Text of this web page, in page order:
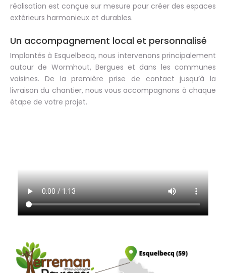
réalisation est conçue sur mesure pour créer des espaces
extérieurs harmonieux et durables.
Un accompagnement local et personnalisé
Implantés à Esquelbecq, nous intervenons principalement
autour de Wormhout, Bergues et dans les communes
voisines. De la première prise de contact jusqu’à la
livraison du chantier, nous vous accompagnons à chaque
étape de votre projet.